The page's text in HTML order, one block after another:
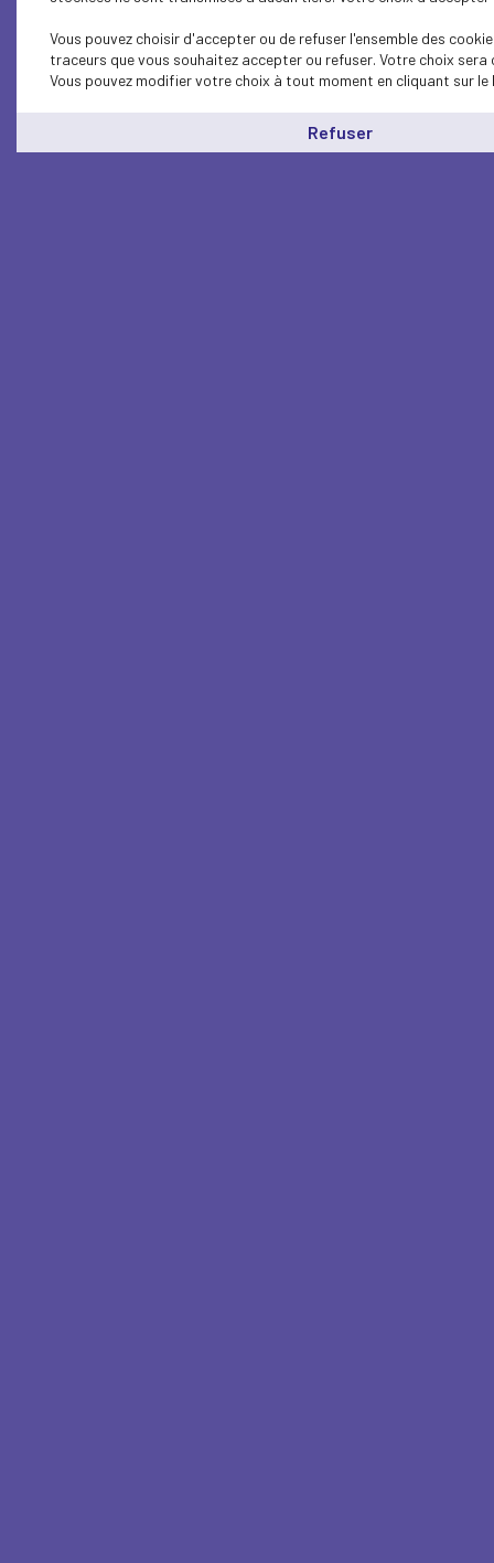
Vous pouvez choisir d'accepter ou de refuser l'ensemble des
traceurs que vous souhaitez accepter ou refuser. Votre choix
Vous pouvez modifier votre choix à tout moment en cliquant sur le
Refuser